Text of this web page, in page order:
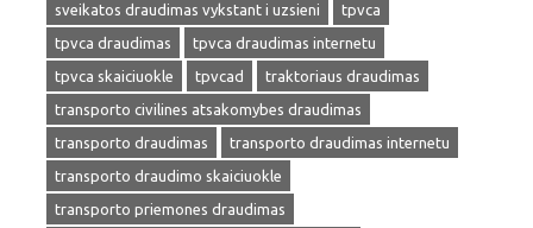
sveikatos draudimas vykstant i uzsieni
tpvca
tpvca draudimas
tpvca draudimas internetu
tpvca skaiciuokle
tpvcad
traktoriaus draudimas
transporto civilines atsakomybes draudimas
transporto draudimas
transporto draudimas internetu
transporto draudimo skaiciuokle
transporto priemones draudimas